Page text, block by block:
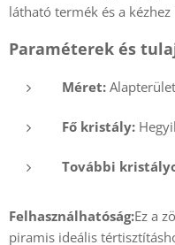
látható termék és a
Paraméterek és
Méret:
Fő kristály:
További
Felhasználhatóság:Ez a
piramis ideális